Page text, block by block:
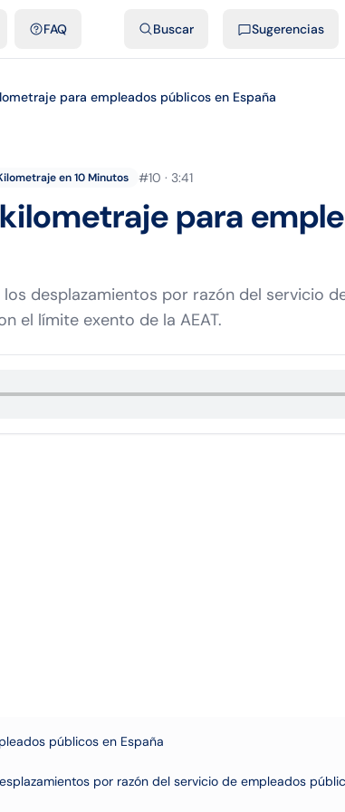
FAQ Buscar Sugerencias
para empleados públicos en España
en 10 Minutos #10 · 3:41
para
desplazamientos por razón del servicio
el límite exento de la AEAT.
públicos en España
por razón del servicio de empleados